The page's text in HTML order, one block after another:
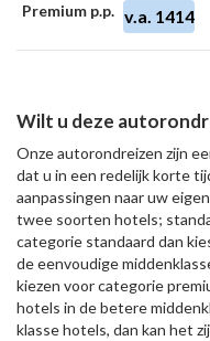
Premium p.p. v.a. 1414
Wilt u deze
Onze autorondreizen zijn
dat u in een redelijk korte
aanpassingen naar uw
twee soorten hotels;
categorie standaard dan
de eenvoudige
kiezen voor categorie
hotels in de betere
klasse hotels, dan kan het